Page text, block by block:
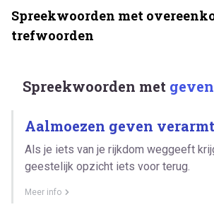
Spreekwoorden met
trefwoorden
Spreekwoorden met geven
Aalmoezen geven
Als je iets van je rijkdom weggeeft
geestelijk opzicht iets voor terug.
Meer info